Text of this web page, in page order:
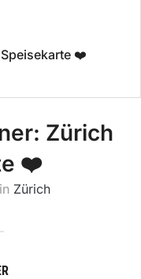
❤️
Zürich
❤️
in Zürich